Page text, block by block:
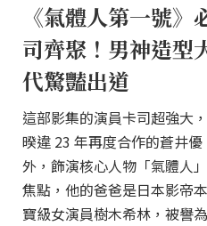
《氣體人第一號
司齊聚！男神造型
代驚豔出道
這部影集的演員卡司超強大
暌違 23 年再度合作的蒼井優
外，飾演核心人物「氣體人
焦點，他的爸爸是日本影帝
寶級女演員樹木希林，被譽